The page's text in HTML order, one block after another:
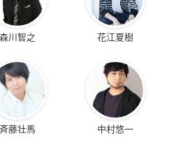
森川智之 花江夏樹
斉藤壮馬 中村悠一